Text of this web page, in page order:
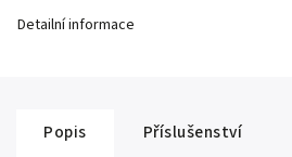
Detailní informace
Popis
Příslušenství